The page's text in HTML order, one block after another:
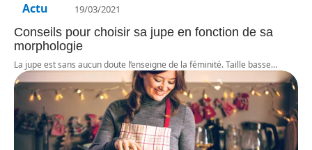
Actu 19/03/2021
Conseils pour choisir sa jupe en fonction de sa
morphologie
La jupe est sans aucun doute l’enseigne de la féminité. Taille basse…